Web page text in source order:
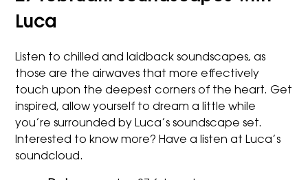
Luca
Listen to chilled and laidback soundscapes, as
those are the airwaves that more effectively
touch upon the deepest corners of the heart. Get
inspired, allow yourself to dream a little while
you’re surrounded by Luca’s soundscape set.
Interested to know more? Have a listen at Luca’s
soundcloud.